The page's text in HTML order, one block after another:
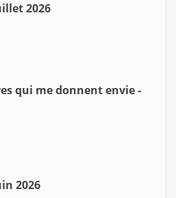
2026
qui me donnent envie -
2026